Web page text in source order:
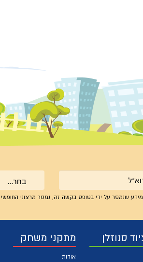
בחר...
שנמסר על ידי בטופס בקשה זה, נמסר מרצוני החופשי
סנוזלן מתקני משחק
אודות